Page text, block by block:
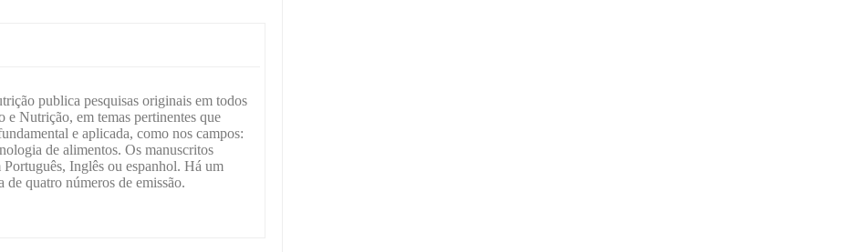
publica pesquisas originais em todos
e Nutrição, em temas pertinentes que
e aplicada, como nos campos:
de alimentos. Os manuscritos
Português, Inglês ou espanhol. Há um
quatro números de emissão.